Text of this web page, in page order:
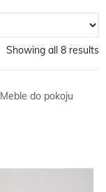
Showing all 8 results
Meble do pokoju